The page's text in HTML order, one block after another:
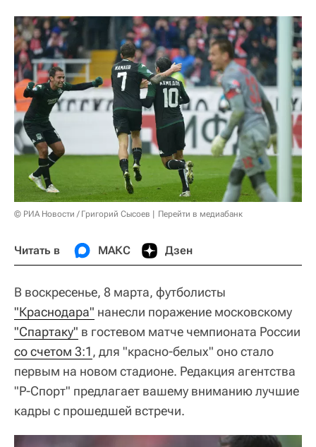
© РИА Новости / Григорий Сысоев Перейти в медиабанк
Читать в МАКС Дзен
В воскресенье, 8 марта, футболисты
"Краснодара" нанесли поражение московскому
"Спартаку" в гостевом матче чемпионата России
со счетом 3:1, для "красно-белых" оно стало
первым на новом стадионе. Редакция агентства
"Р-Спорт" предлагает вашему вниманию лучшие
кадры с прошедшей встречи.